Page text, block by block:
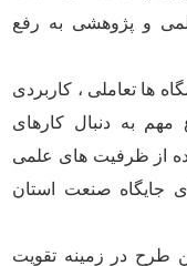
و پژوهشی به رفع
ها تعاملی ، کاربردی
به دنبال کارهای
از ظرفیت های علمی
جایگاه صنعت استان
طرح در زمینه تقویت